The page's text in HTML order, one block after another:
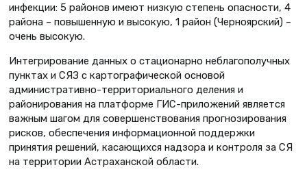
инфекции: 5 районов имеют низкую степень опасности, 4
района – повышенную и высокую, 1 район (Черноярский) –
очень высокую.
Интегрирование данных о стационарно неблагополучных
пунктах и СЯЗ с картографической основой
административно-территориального деления и
районирования на платформе ГИС-приложений является
важным шагом для совершенствования прогнозирования
рисков, обеспечения информационной поддержки
принятия решений, касающихся надзора и контроля за СЯ
на территории Астраханской области.